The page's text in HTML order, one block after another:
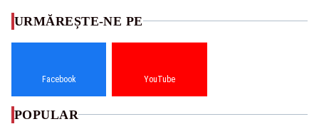
URMĂREȘTE-NE PE
Facebook YouTube
POPULAR